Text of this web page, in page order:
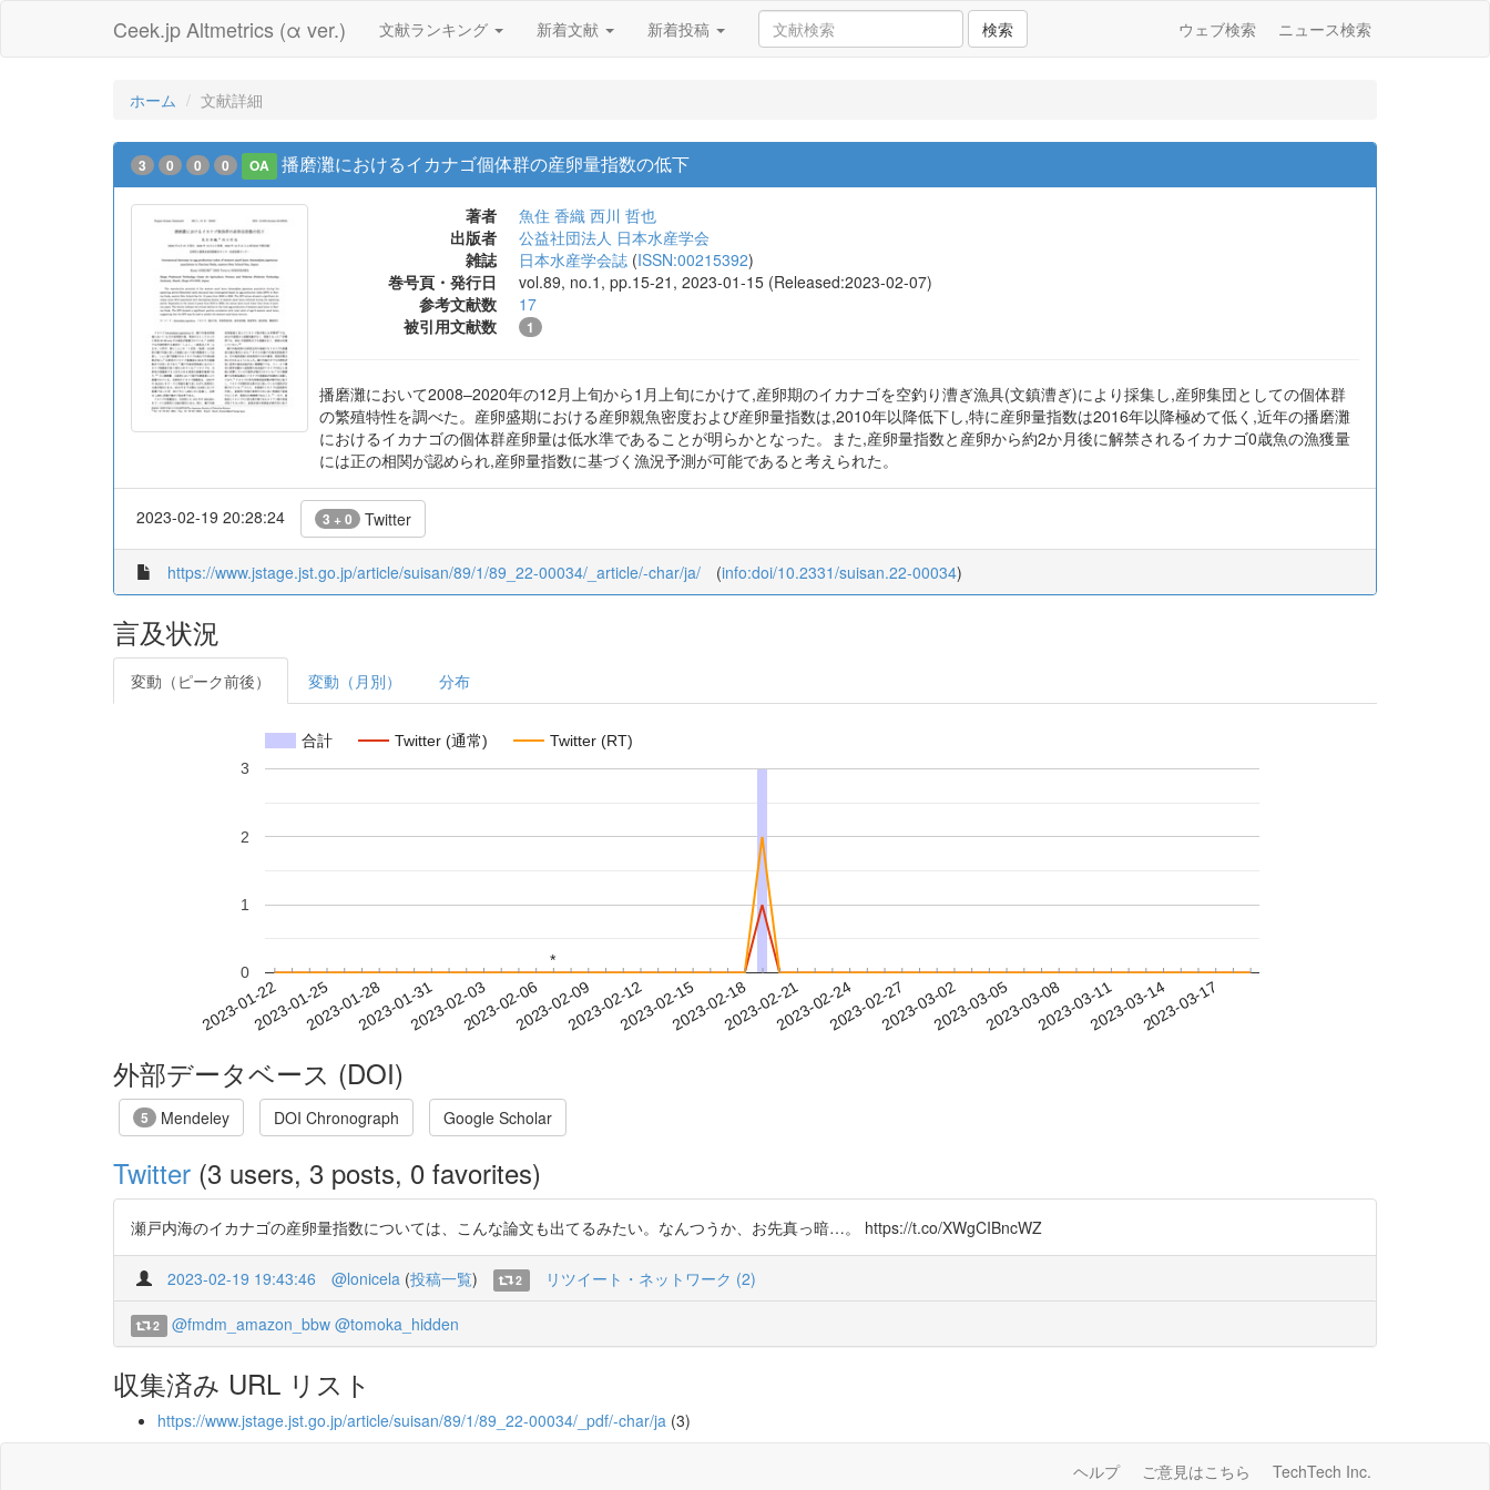
Ceek.jp Altmetrics (α ver.) 文献ランキング 新着文献 新着投稿 検索 ウェブ検索 ニュース検索
ホーム 文献詳細
3 0 0 0 OA 播磨灘におけるイカナゴ個体群の産卵量指数の低下
著者 魚住 香織 西川 哲也
出版者
公益社団法人 日本水産学会
雑誌
日本水産学会誌 (ISSN:00215392)
巻号頁・発行日
vol.89, no.1, pp.15-21, 2023-01-15 (Released:2023-02-07)
参考文献数
17
被引用文献数
1
播磨灘において2008–2020年の12月上旬から1月上旬にかけて,産卵期のイカナゴを空釣り漕ぎ漁具(文鎮漕ぎ)により採集し,産卵集団としての個体群
の繁殖特性を調べた。産卵盛期における産卵親魚密度および産卵量指数は,2010年以降低下し,特に産卵量指数は2016年以降極めて低く,近年の播磨灘
におけるイカナゴの個体群産卵量は低水準であることが明らかとなった。また,産卵量指数と産卵から約2か月後に解禁されるイカナゴ0歳魚の漁獲量
には正の相関が認められ,産卵量指数に基づく漁況予測が可能であると考えられた。
2023-02-19 20:28:24 3 + 0 Twitter
https://www.jstage.jst.go.jp/article/suisan/89/1/89_22-00034/_article/-char/ja/ (info:doi/10.2331/suisan.22-00034)
言及状況
変動（ピーク前後） 変動（月別） 分布
合計 Twitter (通常) Twitter (RT)
2023-01-222023-01-252023-01-282023-01-312023-02-032023-02-062023-02-092023-02-122023-02-152023-02-182023-02-212023-02-242023-02-272023-03-022023-03-052023-03-082023-03-112023-03-142023-03-17
0
1
2
3
*
*
外部データベース (DOI)
5 Mendeley DOI Chronograph Google Scholar
Twitter (3 users, 3 posts, 0 favorites)
瀬戸内海のイカナゴの産卵量指数については、こんな論文も出てるみたい。なんつうか、お先真っ暗…。 https://t.co/XWgCIBncWZ
2023-02-19 19:43:46 @lonicela (投稿一覧) 2 リツイート・ネットワーク (2)
2 @fmdm_amazon_bbw @tomoka_hidden
収集済み URL リスト
https://www.jstage.jst.go.jp/article/suisan/89/1/89_22-00034/_pdf/-char/ja (3)
ヘルプ ご意見はこちら TechTech Inc.